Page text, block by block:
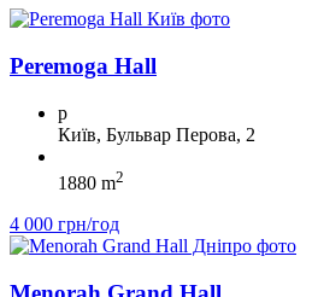
Peremoga Hall
p
Київ, Бульвар Перова, 2
1880 m2
4 000 грн/год